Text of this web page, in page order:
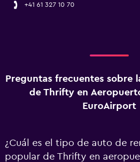
+41 61 327 10 70
Preguntas frecuentes sobre
de Thrifty en
EuroAirport
¿Cuál es el tipo de auto de
popular de Thrifty en